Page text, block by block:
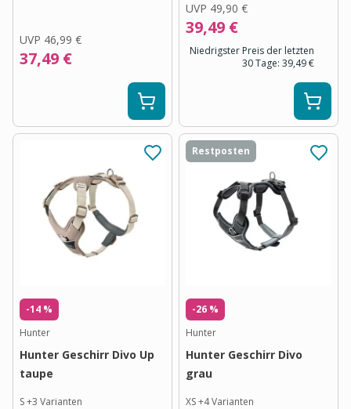
UVP 46,99 €
37,49 €
UVP 49,90 €
39,49 €
Niedrigster Preis der letzten
30 Tage: 39,49 €
-14 %
Hunter
Hunter Geschirr Divo Up
taupe
S+3 Varianten
Restposten
-26 %
Hunter
Hunter Geschirr Divo
grau
XS+4Varianten